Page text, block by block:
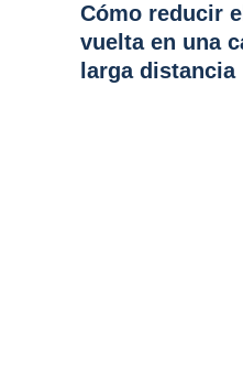
Cómo reducir
vuelta en una
larga distancia